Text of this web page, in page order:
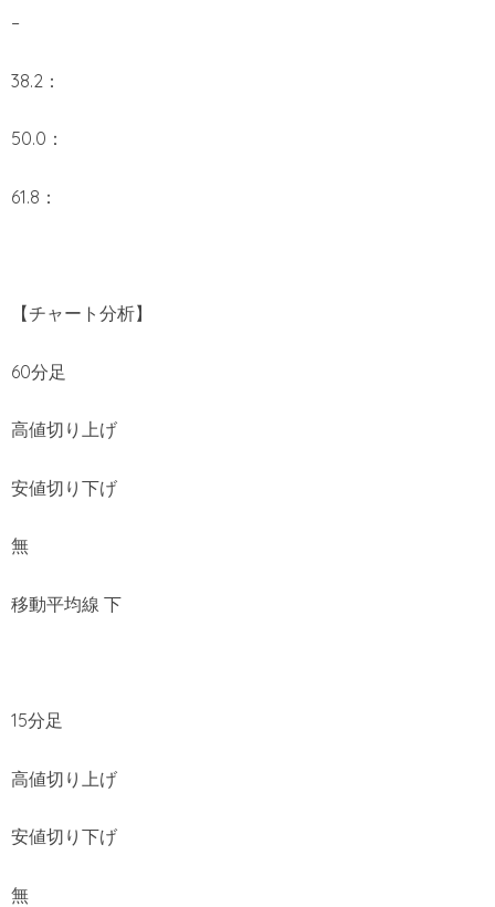
–
38.2：
50.0：
61.8：
【チャート分析】
60分足
高値切り上げ
安値切り下げ
無
移動平均線 下
15分足
高値切り上げ
安値切り下げ
無